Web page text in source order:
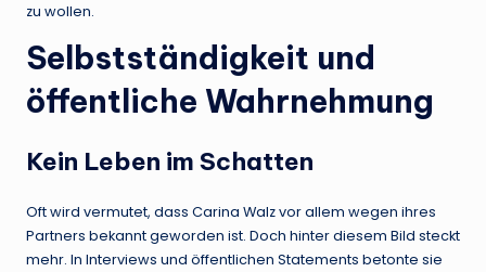
zu wollen.
Selbstständigkeit und
öffentliche Wahrnehmung
Kein Leben im Schatten
Oft wird vermutet, dass Carina Walz vor allem wegen ihres
Partners bekannt geworden ist. Doch hinter diesem Bild steckt
mehr. In Interviews und öffentlichen Statements betonte sie